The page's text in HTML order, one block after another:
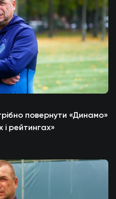
повернути «Динамо»
рейтингах»